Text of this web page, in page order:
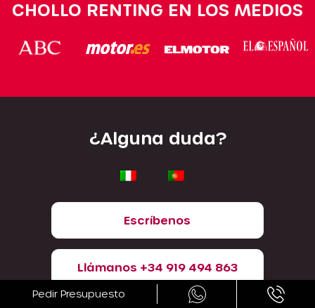
CHOLLO RENTING EN LOS MEDIOS
¿Alguna duda?
Escríbenos
Llámanos +34 919 494 863
Pedir Presupuesto